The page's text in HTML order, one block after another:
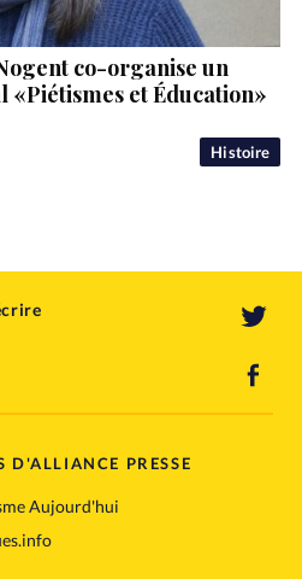
Histoire
co-organise un
et Éducation»
D'ALLIANCE PRESSE
Aujourd'hui